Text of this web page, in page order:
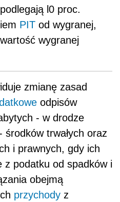
l0 proc.
PIT od wygranej,
wygranej
zmianę zasad
odpisów
- w drodze
trwałych oraz
i prawnych, gdy ich
z podatku od spadków i
obejmą
przychody z